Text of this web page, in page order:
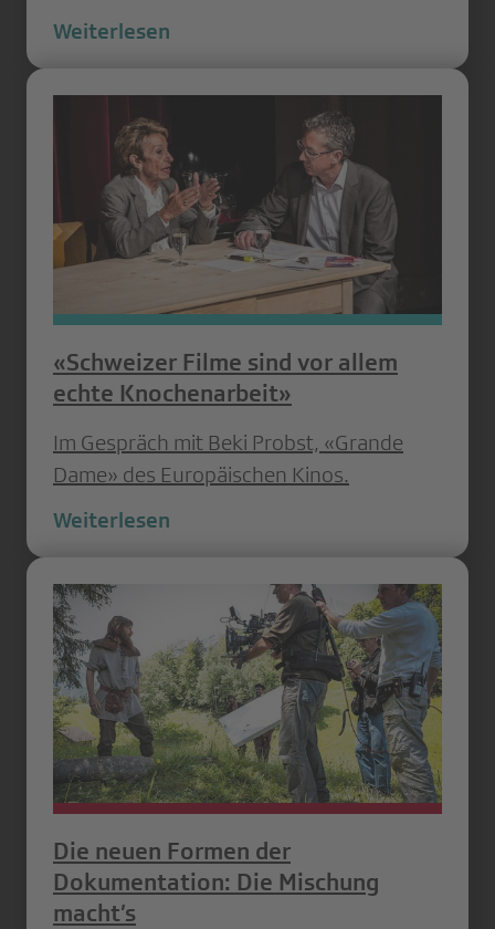
Weiterlesen
«Schweizer Filme sind vor allem
echte Knochenarbeit»
Im Gespräch mit Beki Probst, «Grande
Dame» des Europäischen Kinos.
Weiterlesen
Die neuen Formen der
Dokumentation: Die Mischung
macht’s